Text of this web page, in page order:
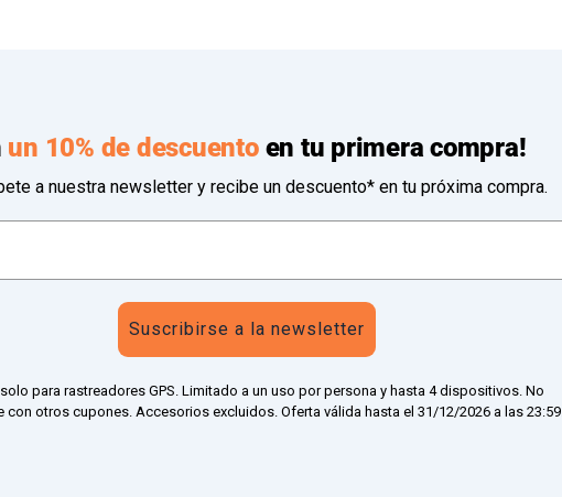
un 10% de descuentoen tu primera compra!
a nuestra newsletter y recibe un descuento* en tu próxima compra.
Suscribirse a la newsletter
para rastreadores GPS. Limitado a un uso por persona y hasta 4 dispositivos. No
con otros cupones. Accesorios excluidos. Oferta válida hasta el 31/12/2026 a las 23:59.